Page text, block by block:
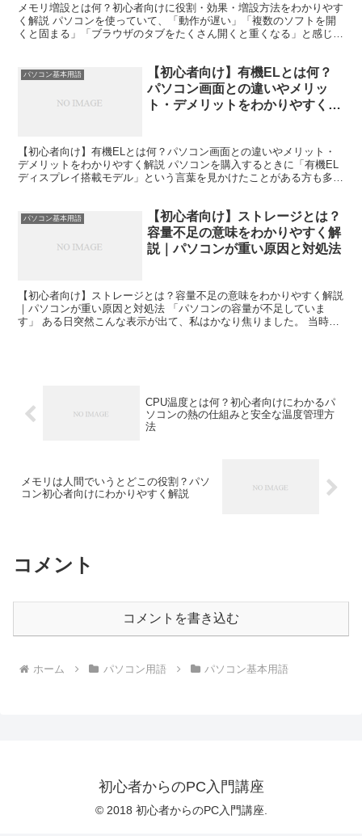
メモリ増設とは何？初心者向けに役割・効果・増設方法をわかりやす
く解説 パソコンを使っていて、「動作が遅い」「複数のソフトを開
くと固まる」「ブラウザのタブをたくさん開くと重くなる」と感じた
パソコン基本用語
【初心者向け】有機ELとは何？
パソコン画面との違いやメリッ
ト・デメリットをわかりやすく解
【初心者向け】有機ELとは何？パソコン画面との違いやメリット・
デメリットをわかりやすく解説 パソコンを購入するときに「有機EL
ディスプレイ搭載モデル」という言葉を見かけたことがある方も多い
パソコン基本用語
【初心者向け】ストレージとは？
容量不足の意味をわかりやすく解
説｜パソコンが重い原因と対処法
【初心者向け】ストレージとは？容量不足の意味をわかりやすく解説
｜パソコンが重い原因と対処法 「パソコンの容量が不足していま
す」 ある日突然こんな表示が出て、私はかなり焦りました。 当時の
CPU温度とは何？初心者向けにわかるパ
ソコンの熱の仕組みと安全な温度管理方
法
メモリは人間でいうとどこの役割？パソ
コン初心者向けにわかりやすく解説
コメント
コメントを書き込む
ホーム パソコン用語 パソコン基本用語
初心者からのPC入門講座
© 2018 初心者からのPC入門講座.